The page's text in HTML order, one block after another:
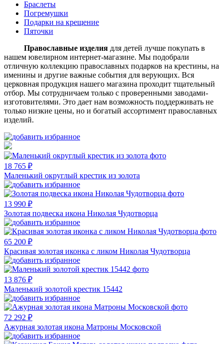
Браслеты
Погремушки
Подарки на крещение
Пяточки
Православные изделия для детей лучше покупать в
нашем ювелирном интернет-магазине. Мы подобрали
отличную коллекцию православных подарков на крестины, на
именины и другие важные события для верующих. Вся
церковная продукция нашего магазина проходит тщательный
отбор. Мы сотрудничаем только с проверенными заводами-
изготовителями. Это дает нам возможность поддерживать не
только низкие цены, но и богатый ассортимент православных
изделий.
18 765 ₽
Маленький округлый крестик из золота
13 990 ₽
Золотая подвеска икона Николая Чудотворца
65 200 ₽
Красивая золотая иконка с ликом Николая Чудотворца
13 876 ₽
Маленький золотой крестик 15442
72 292 ₽
Ажурная золотая икона Матроны Московской